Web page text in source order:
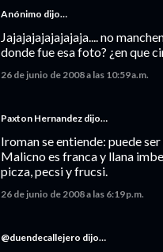
Anónimo dijo…
Jajajajajajajajaja.... no
donde fue esa foto? ¿en que
26 de junio de 2008 a las 10:59 a.m.
Paxton Hernandez dijo…
Iroman se entiende: puede
Malicno es franca y llana
picza, pecsi y frucsi.
26 de junio de 2008 a las 6:19 p.m.
@duendecallejero dijo…